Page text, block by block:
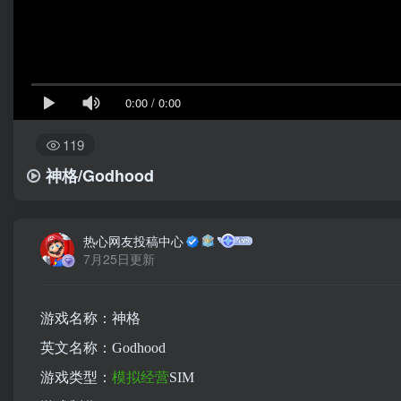
0:00 / 0:00
119
神格/Godhood
热心网友投稿中心
7月25日更新
游戏名称：神格
英文名称：Godhood
游戏类型： 模拟经营SIM